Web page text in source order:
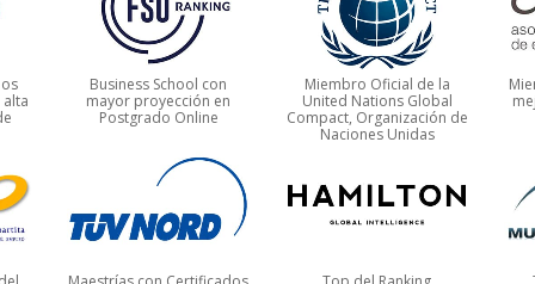
Business School con
mayor proyección en
Postgrado Online
Miembro Oficial de la
United Nations Global
Compact, Organización de
Naciones Unidas